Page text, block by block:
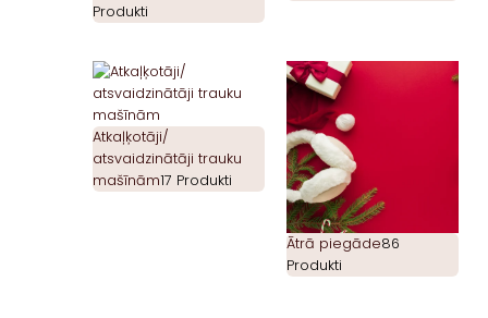
Produkti
Atkaļķotāji/
atsvaidzinātāji trauku
mašīnām17 Produkti
Ātrā piegāde86
Produkti